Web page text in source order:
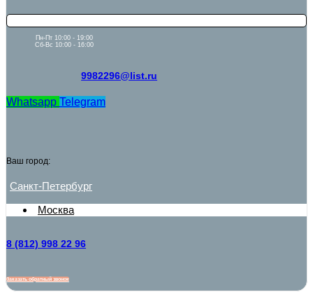
Пн-Пт 10:00 - 19:00
Сб-Вс 10:00 - 16:00
9982296@list.ru
Whatsapp Telegram
Ваш город:
Санкт-Петербург
Москва
8 (812) 998 22 96
Заказать обратный звонок